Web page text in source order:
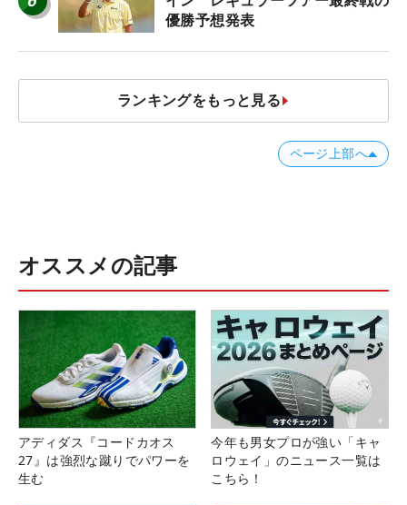
優勝予想発表
ランキングをもっと見る
ページ上部へ
オススメの記事
アディダス『コードカオス
27』は強烈な蹴りでパワーを
生む
今年も男女プロが強い「キャ
ロウェイ」のニュース一覧は
こちら！